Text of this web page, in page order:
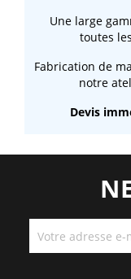
Une large
toutes
Fabrication de
notre
Devis